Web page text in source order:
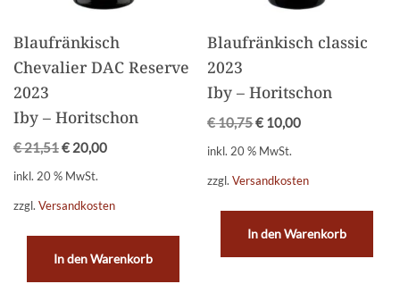
Blaufränkisch
Chevalier DAC Reserve
2023
Iby – Horitschon
€21,51€ 20,00
inkl. 20 % MwSt.
zzgl. Versandkosten
In den Warenkorb
Blaufränkisch classic
2023
Iby – Horitschon
€10,75€ 10,00
inkl. 20 % MwSt.
zzgl.Versandkosten
In den Warenkorb